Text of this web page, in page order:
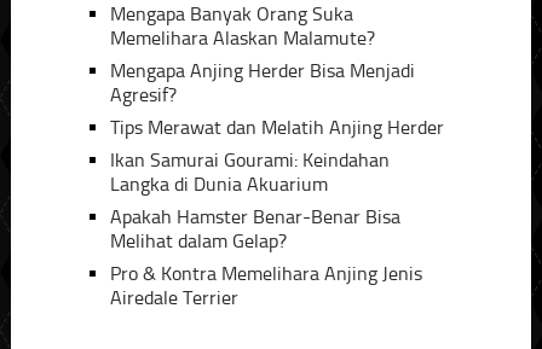
Mengapa Banyak Orang Suka
Memelihara Alaskan Malamute?
Mengapa Anjing Herder Bisa Menjadi
Agresif?
Tips Merawat dan Melatih Anjing Herder
Ikan Samurai Gourami: Keindahan
Langka di Dunia Akuarium
Apakah Hamster Benar-Benar Bisa
Melihat dalam Gelap?
Pro & Kontra Memelihara Anjing Jenis
Airedale Terrier